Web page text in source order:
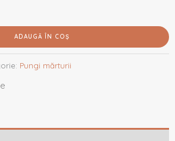
ADAUGĂ ÎN COȘ
Pungi mărturii